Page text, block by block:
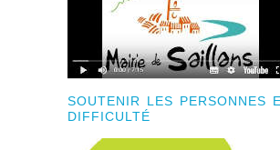
SOUTENIR LES PERSONNES
DIFFICULTÉ